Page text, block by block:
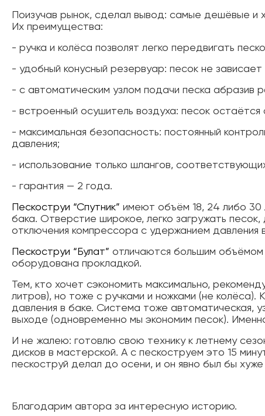
Поизучав рынок, сделал вывод: самые дешёвые и
Их преимущества:
- ручка и колёса позволят легко передвигать
- удобный конусный резервуар: песок не
- с автоматическим узлом подачи песка
- встроенный осушитель воздуха: песок остаётся
- максимальная безопасность: постоянный
давления;
- использование только шлангов,
- гарантия — 2 года.
Пескоструи “Спутник” имеют объём 18, 24 либо 30
бака. Отверстие широкое, легко загружать
отключения компрессора с удержанием давления
Пескоструи “Булат” отличаются большим объёмом
оборудована прокладкой.
Тем, кто хочет сэкономить максимально,
литров), но тоже с ручками и ножками (не колёса).
давления в баке. Система тоже автоматическая,
выходе (одновременно мы экономим песок).
И не жалею: готовлю свою технику к летнему
дисков в мастерской. А с пескоструем это 15
пескоструй делал до осени, и он явно был бы хуже
Благодарим автора за интересную историю.